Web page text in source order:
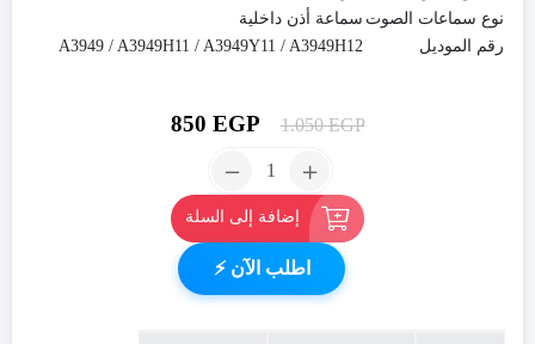
نوع سماعات الصوت سماعة أذن داخلية
رقم الموديل
A3949 / A3949H11 / A3949Y11 / A3949H12
1.050EGP
السعر
هو:
1.050 EGP.
850 EGP
العدد:
أذن
ساوند
كور
R50i
إضافة إلى السلة
اطلب الآن ⚡